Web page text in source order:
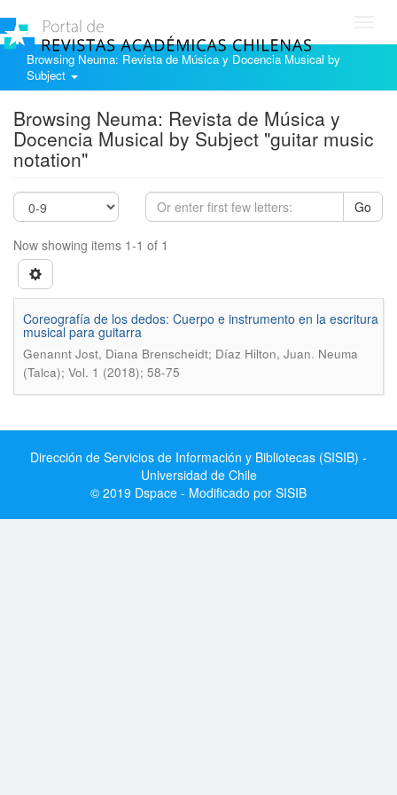
Browsing Neuma: Revista de Música y Docencia Musical by
Subject
Browsing Neuma: Revista de Música y
Docencia Musical by Subject "guitar music
notation"
Go
Now showing items 1-1 of 1
Coreografía de los dedos: Cuerpo e instrumento en la escritura
musical para guitarra
Genannt Jost, Diana Brenscheidt; Díaz Hilton, Juan. Neuma
(Talca); Vol. 1 (2018); 58-75
Dirección de Servicios de Información y Bibliotecas (SISIB) -
Universidad de Chile
© 2019 Dspace - Modificado por SISIB